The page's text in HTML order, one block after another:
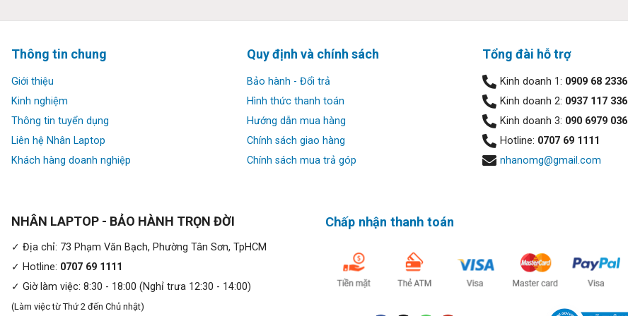
✔ HĐH: Windows 11 Pro, Copilot+ PC
Cấu hình 3: LIÊN HỆ
✔ CPU: Core Ultra 5 236V (8C/8T, 8MB, up to 4.70 GHz)
✔ Ổ cứng: 256GB M.2 PCIe NVMe SSD
✔ Màn hình: 14″ FHD+ (1920 x 1200), Non-Touch, 300 nit, 45% NTSC, FHD+IR Cam
✔ Đồ họa: Intel® Arc™ Graphics 130V GPU 8GB
✔ Webcam: 5MP HDR + IR Camera with Presence Detection, Facial Recognition, TNR, Camera Shutter, Microphone
Thông tin chung
Giới thiệu
Kinh nghiệm
Thông tin tuyển dụng
Liên hệ Nhân Laptop
Khách hàng doanh nghiệp
Quy định và chính sách
Bảo hành - Đổi trả
Hình thức thanh toán
Hướng dẫn mua hàng
Chính sách giao hàng
Chính sách mua trả góp
Tổng đài hỗ trợ
Kinh doanh 1: 0909 68 2336
Kinh doanh 2: 0937 117 336
Kinh doanh 3: 090 6979 036
Hotline: 0707 69 1111
nhanomg@gmail.com
NHÂN LAPTOP - BẢO HÀNH TRỌN ĐỜI
✓ Địa chỉ: 73 Phạm Văn Bạch, Phường Tân Sơn, TpHCM
✓ Hotline: 0707 69 1111
✓ Giờ làm việc: 8:30 - 18:00 (Nghỉ trưa 12:30 - 14:00)
(Làm việc từ Thứ 2 đến Chủ nhật)
Chấp nhận thanh toán